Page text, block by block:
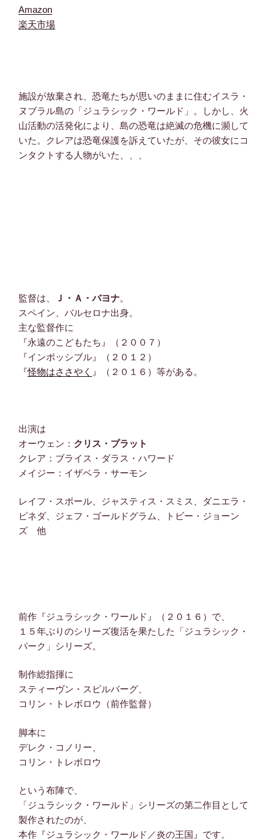
Amazon
楽天市場
施設が放棄され、恐竜たちが思いのままに住むイスラ・
ヌブラル島の「ジュラシック・ワールド」。しかし、火
山活動の活発化により、島の恐竜は絶滅の危機に瀕して
いた。クレアは恐竜保護を訴えていたが、その彼女にコ
ンタクトする人物がいた、、、
監督は、 Ｊ・Ａ・バヨナ。
スペイン、バルセロナ出身。
主な監督作に
『永遠のこどもたち』（２００７）
『インポッシブル』（２０１２）
『怪物はささやく 』（２０１６）等がある。
出演は
オーウェン： クリス・プラット
クレア：ブライス・ダラス・ハワード
メイジー：イザベラ・サーモン
レイフ・スポール、ジャスティス・スミス、ダニエラ・
ピネダ、ジェフ・ゴールドグラム、トビー・ジョーン
ズ 他
前作『ジュラシック・ワールド』（２０１６）で、
１５年ぶりのシリーズ復活を果たした「ジュラシック・
パーク」シリーズ。
制作総指揮に
スティーヴン・スピルバーグ、
コリン・トレボロウ（前作監督）
脚本に
デレク・コノリー、
コリン・トレボロウ
という布陣で、
「ジュラシック・ワールド」シリーズの第二作目として
製作されたのが、
本作『ジュラシック・ワールド／炎の王国』です。